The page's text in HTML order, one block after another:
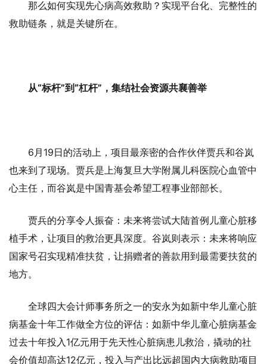
那么如何实现先心病高效救助？实现平台化、完整性的
救助链条，就是关键所在。
从“标杆”到“杠杆”，集结社会资源共襄善举
6月19日的活动上，项目最亲密的合作伙伴贾兵和谷岚
也来到了现场。贾兵是上海复旦大学附属儿科医院心血管中
心主任，而谷岚是中国青基会希望工程事业部部长。
贾兵的分享令人振奋：未来将尝试大陆首例儿童心脏移
植手术，让项目的救治更具深度。谷岚则表示：未来将响应
国家号召实现精准扶贫，让捐赠者的善款用到最需要扶贫的
地方。
全球四大会计师事务所之一的安永为如新中华儿童心脏
病基金十年工作做全方位的评估：如新中华儿童心脏病基金
过去十年投入1亿元用于先天性心脏病患儿救治，撬动的社
会价值却高达12亿元，投入与产出比远超国内大病救助项目